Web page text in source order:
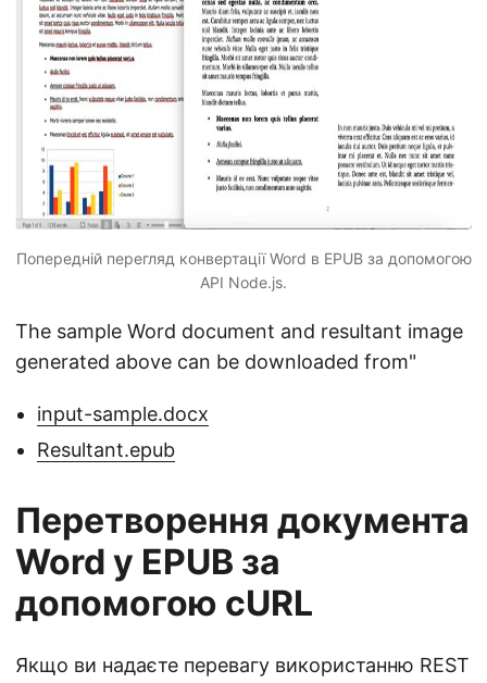
Попередній перегляд конвертації Word в EPUB за допомогою
API Node.js.
The sample Word document and resultant image
generated above can be downloaded from"
input-sample.docx
Resultant.epub
Перетворення документа
Word у EPUB за
допомогою cURL
Якщо ви надаєте перевагу використанню REST